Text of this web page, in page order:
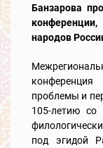
Банзарова
народов
проблемы и
105-летию со
под эгидой